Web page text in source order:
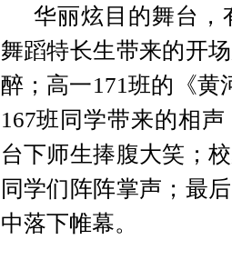
华丽炫目的舞台，
舞蹈特长生带来的开
醉；高一171班的《黄
167班同学带来的相
台下师生捧腹大笑；
同学们阵阵掌声；最
中落下帷幕。